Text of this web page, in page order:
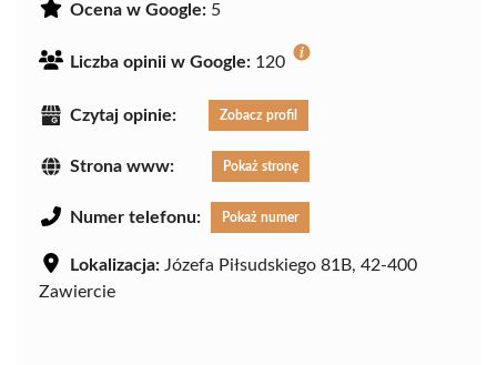
Ocena w Google: 5
Liczba opinii w Google: 120
Czytaj opinie: Zobacz profil
Strona www: Pokaż stronę
Numer telefonu: Pokaż numer
Lokalizacja: Józefa Piłsudskiego 81B, 42-400
Zawiercie